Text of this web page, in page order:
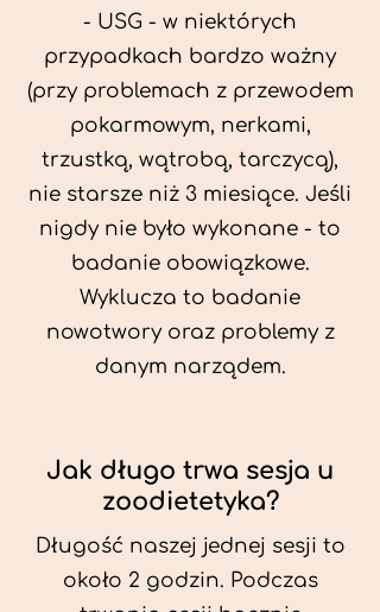
- USG - w niektórych
przypadkach bardzo ważny
(przy problemach z przewodem
pokarmowym, nerkami,
trzustką, wątrobą, tarczycą),
nie starsze niż 3 miesiące. Jeśli
nigdy nie było wykonane - to
badanie obowiązkowe.
Wyklucza to badanie
nowotwory oraz problemy z
danym narządem.
Jak długo trwa sesja u
zoodietetyka?
Długość naszej jednej sesji to
około 2 godzin. Podczas